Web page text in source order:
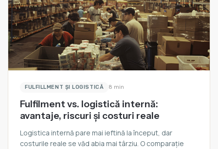
FULFILLMENT ȘI LOGISTICĂ 8 min
Fulfilment vs. logistică internă:
avantaje, riscuri și costuri reale
Logistica internă pare mai ieftină la început, dar
costurile reale se văd abia mai târziu. O comparație